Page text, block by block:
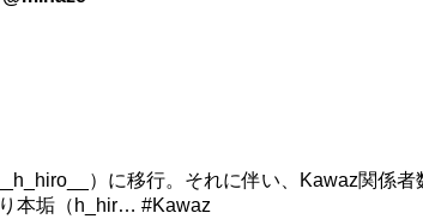
）に移行。それに伴い、Kawaz関係
本垢（h_hir… #Kawaz